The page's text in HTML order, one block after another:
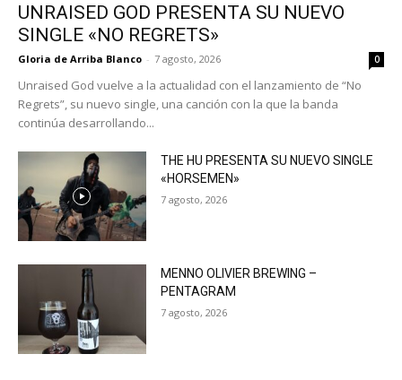
UNRAISED GOD PRESENTA SU NUEVO
SINGLE «NO REGRETS»
Gloria de Arriba Blanco - 7 agosto, 2026 0
Unraised God vuelve a la actualidad con el lanzamiento de “No
Regrets”, su nuevo single, una canción con la que la banda
continúa desarrollando...
THE HU PRESENTA SU NUEVO SINGLE
«HORSEMEN»
7 agosto, 2026
MENNO OLIVIER BREWING –
PENTAGRAM
7 agosto, 2026